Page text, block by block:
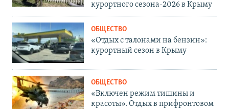
курортного сезона-2026 в Крыму
ОБЩЕСТВО
«Отдых с талонами на бензин»:
курортный сезон в Крыму
ОБЩЕСТВО
«Включен режим тишины и
красоты». Отдых в прифронтовом